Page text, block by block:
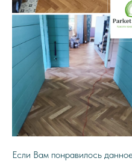
Если Вам понравилось